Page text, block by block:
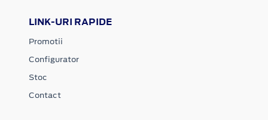
LINK-URI RAPIDE
Promotii
Configurator
Stoc
Contact